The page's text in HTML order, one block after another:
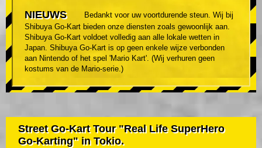
NIEUWS
Bedankt voor uw voortdurende steun. Wij bij
Shibuya Go-Kart bieden onze diensten zoals gewoonlijk aan.
Shibuya Go-Kart voldoet volledig aan alle lokale wetten in
Japan. Shibuya Go-Kart is op geen enkele wijze verbonden
aan Nintendo of het spel 'Mario Kart'. (Wij verhuren geen
kostums van de Mario-serie.)
Street Go-Kart Tour "Real Life SuperHero
Go-Karting" in Tokio.